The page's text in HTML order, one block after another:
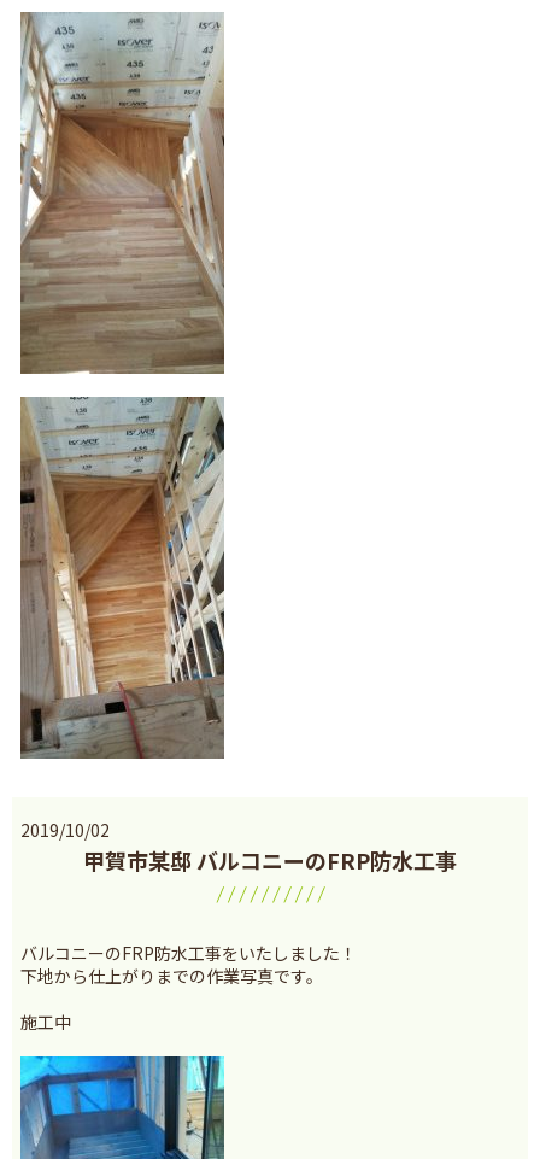
2019/10/02
甲賀市某邸 バルコニーのFRP防水工事
バルコニーのFRP防水工事をいたしました！
下地から仕上がりまでの作業写真です。
施工中